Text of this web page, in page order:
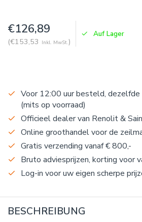
€126,89
(€153,53 Inkl. MwSt.)
Auf Lager
Voor 12:00 uur besteld, dezelfde
(mits op voorraad)
Officieel dealer van Renolit &
Online groothandel voor de
Gratis verzending vanaf € 800,-
Bruto adviesprijzen, korting voor
Log-in voor uw eigen scherpe
BESCHREIBUNG